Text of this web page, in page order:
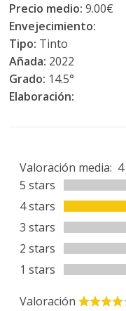
Precio medio: 9.00€
Envejecimiento:
Tipo: Tinto
Añada: 2022
Grado: 14.5°
Elaboración:
Valoración media:
5 stars
4 stars
3 stars
2 stars
1 stars
4
Valoración